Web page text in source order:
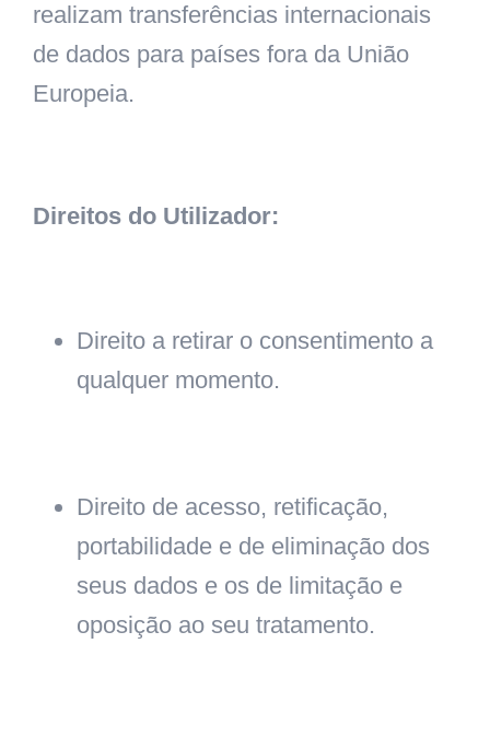
realizam transferências internacionais
de dados para países fora da União
Europeia.
Direitos do Utilizador:
Direito a retirar o consentimento a
qualquer momento.
Direito de acesso, retificação,
portabilidade e de eliminação dos
seus dados e os de limitação e
oposição ao seu tratamento.